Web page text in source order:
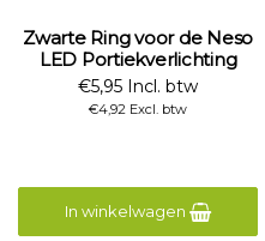
Zwarte Ring voor de Neso
LED Portiekverlichting
€5,95 Incl. btw
€4,92 Excl. btw
In winkelwagen